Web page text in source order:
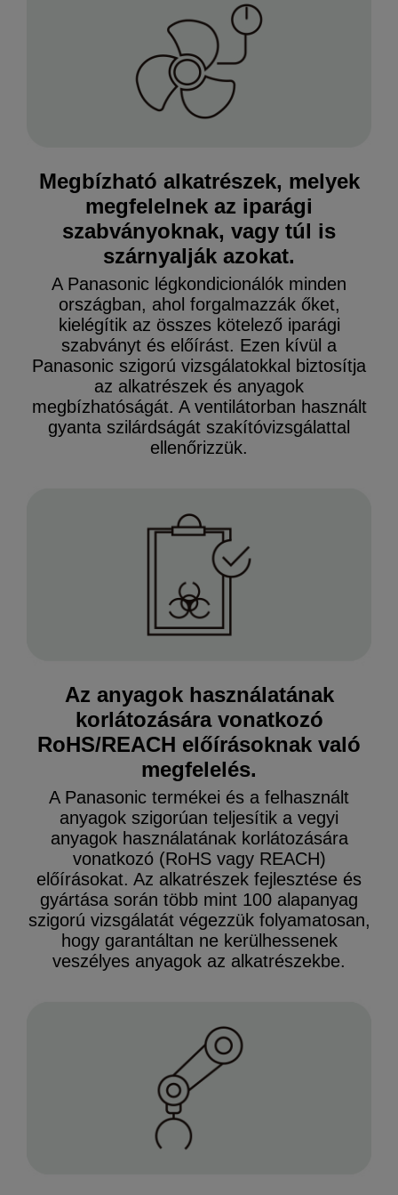
Megbízható alkatrészek, melyek
megfelelnek az iparági
szabványoknak, vagy túl is
szárnyalják azokat.
A Panasonic légkondicionálók minden
országban, ahol forgalmazzák őket,
kielégítik az összes kötelező iparági
szabványt és előírást. Ezen kívül a
Panasonic szigorú vizsgálatokkal biztosítja
az alkatrészek és anyagok
megbízhatóságát. A ventilátorban használt
gyanta szilárdságát szakítóvizsgálattal
ellenőrizzük.
Az anyagok használatának
korlátozására vonatkozó
RoHS/REACH előírásoknak való
megfelelés.
A Panasonic termékei és a felhasznált
anyagok szigorúan teljesítik a vegyi
anyagok használatának korlátozására
vonatkozó (RoHS vagy REACH)
előírásokat. Az alkatrészek fejlesztése és
gyártása során több mint 100 alapanyag
szigorú vizsgálatát végezzük folyamatosan,
hogy garantáltan ne kerülhessenek
veszélyes anyagok az alkatrészekbe.